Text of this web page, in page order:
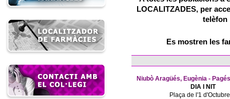
LOCALITZADES, per
telèfon
Es mostren les
Niubò Aragüés, Eugènia -
DIA I NIT
Plaça de l'1